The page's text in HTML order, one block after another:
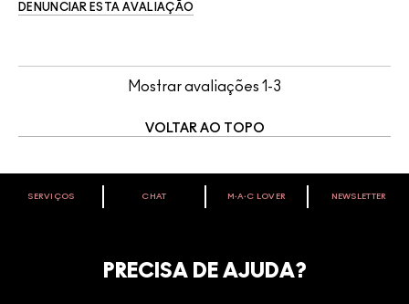
DENUNCIAR ESTA AVALIAÇÃO
Mostrar avaliações 1-3
VOLTAR AO TOPO
VOCÊ É M·A·C LOVER?
começando com 10% de desconto na sua próxima compra.
SERVIÇOS CHAT M∙A∙C LOVER NEWSLETTER
PRECISA DE AJUDA?